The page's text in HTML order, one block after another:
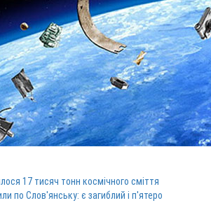
17 тисяч тонн космічного сміття
по Слов'янську: є загиблий і п'ятеро